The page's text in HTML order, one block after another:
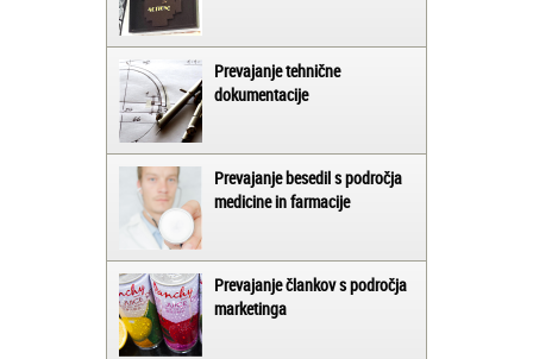
Prevajanje tehnične
dokumentacije
Prevajanje besedil s področja
medicine in farmacije
Prevajanje člankov s področja
marketinga